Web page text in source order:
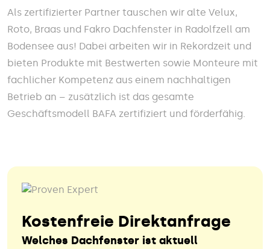
Als zertifizierter Partner tauschen wir alte Velux,
Roto, Braas und Fakro Dachfenster in Radolfzell am
Bodensee aus! Dabei arbeiten wir in Rekordzeit und
bieten Produkte mit Bestwerten sowie Monteure mit
fachlicher Kompetenz aus einem nachhaltigen
Betrieb an – zusätzlich ist das gesamte
Geschäftsmodell BAFA zertifiziert und förderfähig.
Kostenfreie Direktanfrage
Welches Dachfenster ist aktuell